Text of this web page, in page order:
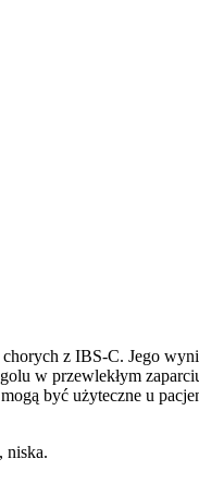
z IBS-C. Jego
w przewlekłym
być użyteczne u
niska.